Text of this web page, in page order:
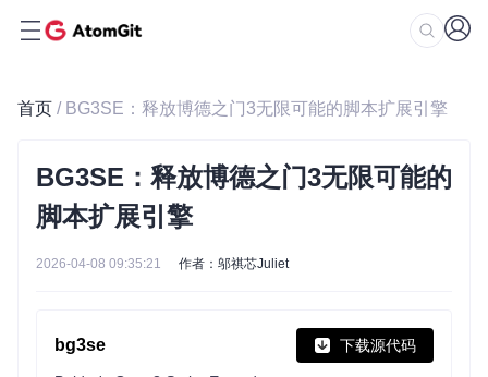
首页 / BG3SE：释放博德之门3无限可能的脚本扩展引擎
BG3SE：释放博德之门3无限可能的
脚本扩展引擎
2026-04-08 09:35:21 作者：邬祺芯Juliet
bg3se 下载源代码